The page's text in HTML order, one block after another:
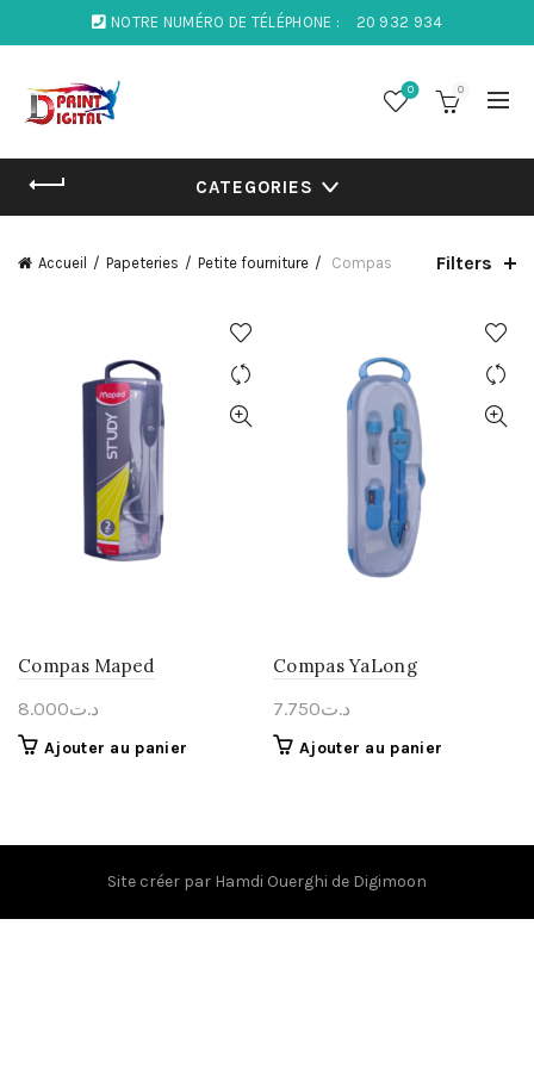
NOTRE NUMÉRO DE TÉLÉPHONE : 20 932 934
0 0
CATEGORIES
Accueil Papeteries Petite fourniture Compas Filters
Compas Maped
د.ت8.000
Ajouter au panier
Compas YaLong
د.ت7.750
Ajouter au panier
Site créer par Hamdi Ouerghi de Digimoon